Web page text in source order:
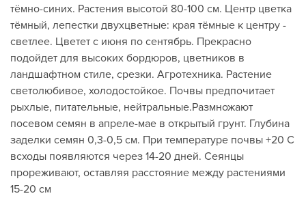
тёмно-синих. Растения высотой 80-100 см. Центр цветка
тёмный, лепестки двухцветные: края тёмные к центру -
светлее. Цветет с июня по сентябрь. Прекрасно
подойдет для высоких бордюров, цветников в
ландшафтном стиле, срезки. Агротехника. Растение
светолюбивое, холодостойкое. Почвы предпочитает
рыхлые, питательные, нейтральные.Размножают
посевом семян в апреле-мае в открытый грунт. Глубина
заделки семян 0,3-0,5 см. При температуре почвы +20 C
всходы появляются через 14-20 дней. Сеянцы
прореживают, оставляя расстояние между растениями
15-20 см